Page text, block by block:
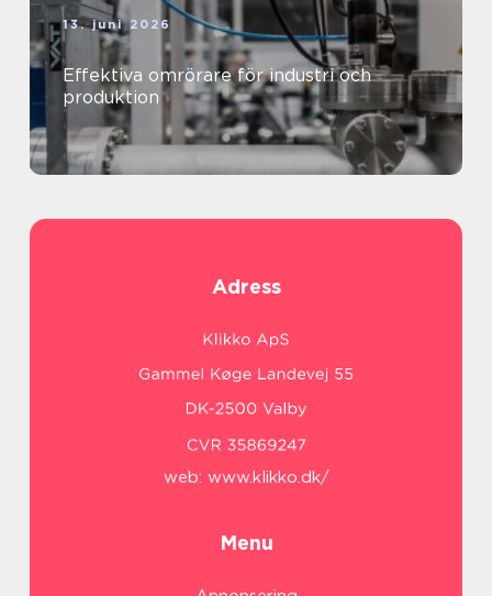
13. juni 2026
Effektiva omrörare för industri och
produktion
Adress
web: www.klikko.dk/
Menu